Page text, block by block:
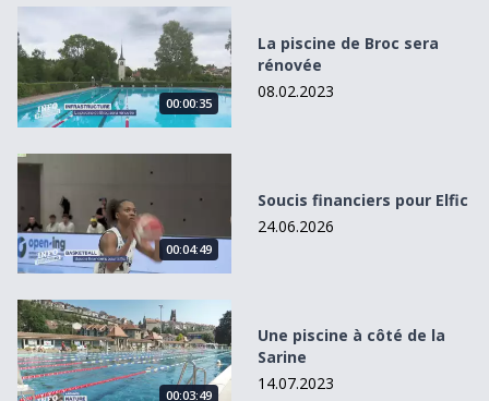
La piscine de Broc sera rénovée
00:00:35
La piscine de Broc sera
rénovée
08.02.2023
Soucis financiers pour Elfic
00:04:49
Soucis financiers pour Elfic
24.06.2026
Une piscine à côté de la Sarine
00:03:49
Une piscine à côté de la
Sarine
14.07.2023